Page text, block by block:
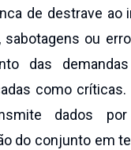
de destrave
ou
das
como
dados
do conjunto em